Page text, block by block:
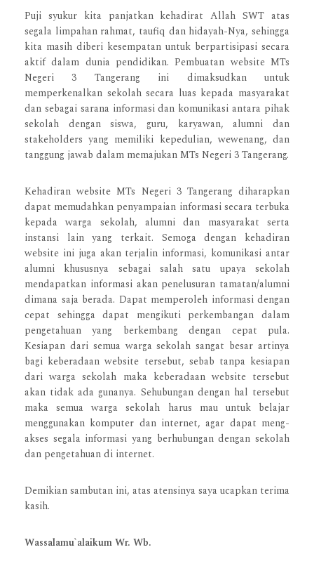
Puji syukur kita panjatkan kehadirat Allah SWT atas
segala limpahan rahmat, taufiq dan hidayah-Nya, sehingga
kita masih diberi kesempatan untuk berpartisipasi secara
aktif dalam dunia pendidikan. Pembuatan website MTs
Negeri 3 Tangerang ini dimaksudkan untuk
memperkenalkan sekolah secara luas kepada masyarakat
dan sebagai sarana informasi dan komunikasi antara pihak
sekolah dengan siswa, guru, karyawan, alumni dan
stakeholders yang memiliki kepedulian, wewenang, dan
tanggung jawab dalam memajukan MTs Negeri 3 Tangerang.
Kehadiran website MTs Negeri 3 Tangerang diharapkan
dapat memudahkan penyampaian informasi secara terbuka
kepada warga sekolah, alumni dan masyarakat serta
instansi lain yang terkait. Semoga dengan kehadiran
website ini juga akan terjalin informasi, komunikasi antar
alumni khususnya sebagai salah satu upaya sekolah
mendapatkan informasi akan penelusuran tamatan/alumni
dimana saja berada. Dapat memperoleh informasi dengan
cepat sehingga dapat mengikuti perkembangan dalam
pengetahuan yang berkembang dengan cepat pula.
Kesiapan dari semua warga sekolah sangat besar artinya
bagi keberadaan website tersebut, sebab tanpa kesiapan
dari warga sekolah maka keberadaan website tersebut
akan tidak ada gunanya. Sehubungan dengan hal tersebut
maka semua warga sekolah harus mau untuk belajar
menggunakan komputer dan internet, agar dapat meng-
akses segala informasi yang berhubungan dengan sekolah
dan pengetahuan di internet.
Demikian sambutan ini, atas atensinya saya ucapkan terima
kasih.
Wassalamu`alaikum Wr. Wb.